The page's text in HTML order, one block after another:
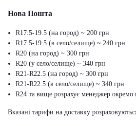
Нова Пошта
R17.5-19.5 (на город) ~ 200 грн
R17.5-19.5 (в село/селище) ~ 240 грн
R20 (на город) ~ 300 грн
R20 (у село/селище) ~ 340 грн
R21-R22.5 (на город) ~ 300 грн
R21-R22.5 (в село/селище) ~ 340 грн
R24 та вище розрахує менеджер окремо
Вказані тарифи на доставку